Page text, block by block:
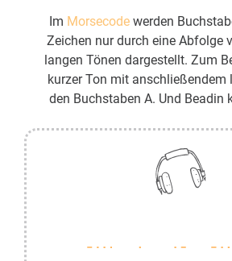
Im Morsecodewerden
Zeichen nur durch eine Abfolge
langen Tönen dargestellt. Zum
kurzer Ton mit anschließendem
den Buchstaben A. Und Beadin